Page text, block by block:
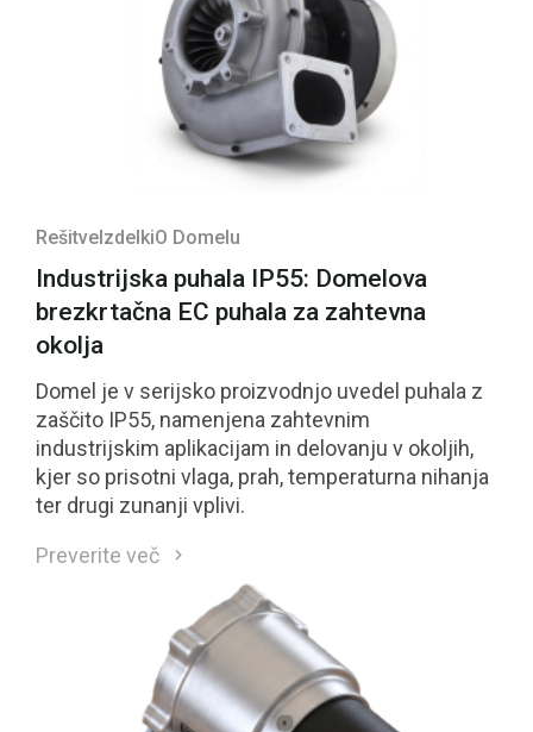
Rešitve IzdelkiO Domelu
Industrijska puhala IP55: Domelova
brezkrtačna EC puhala za zahtevna
okolja
Domel je v serijsko proizvodnjo uvedel puhala z
zaščito IP55, namenjena zahtevnim
industrijskim aplikacijam in delovanju v okoljih,
kjer so prisotni vlaga, prah, temperaturna nihanja
ter drugi zunanji vplivi.
Preverite več